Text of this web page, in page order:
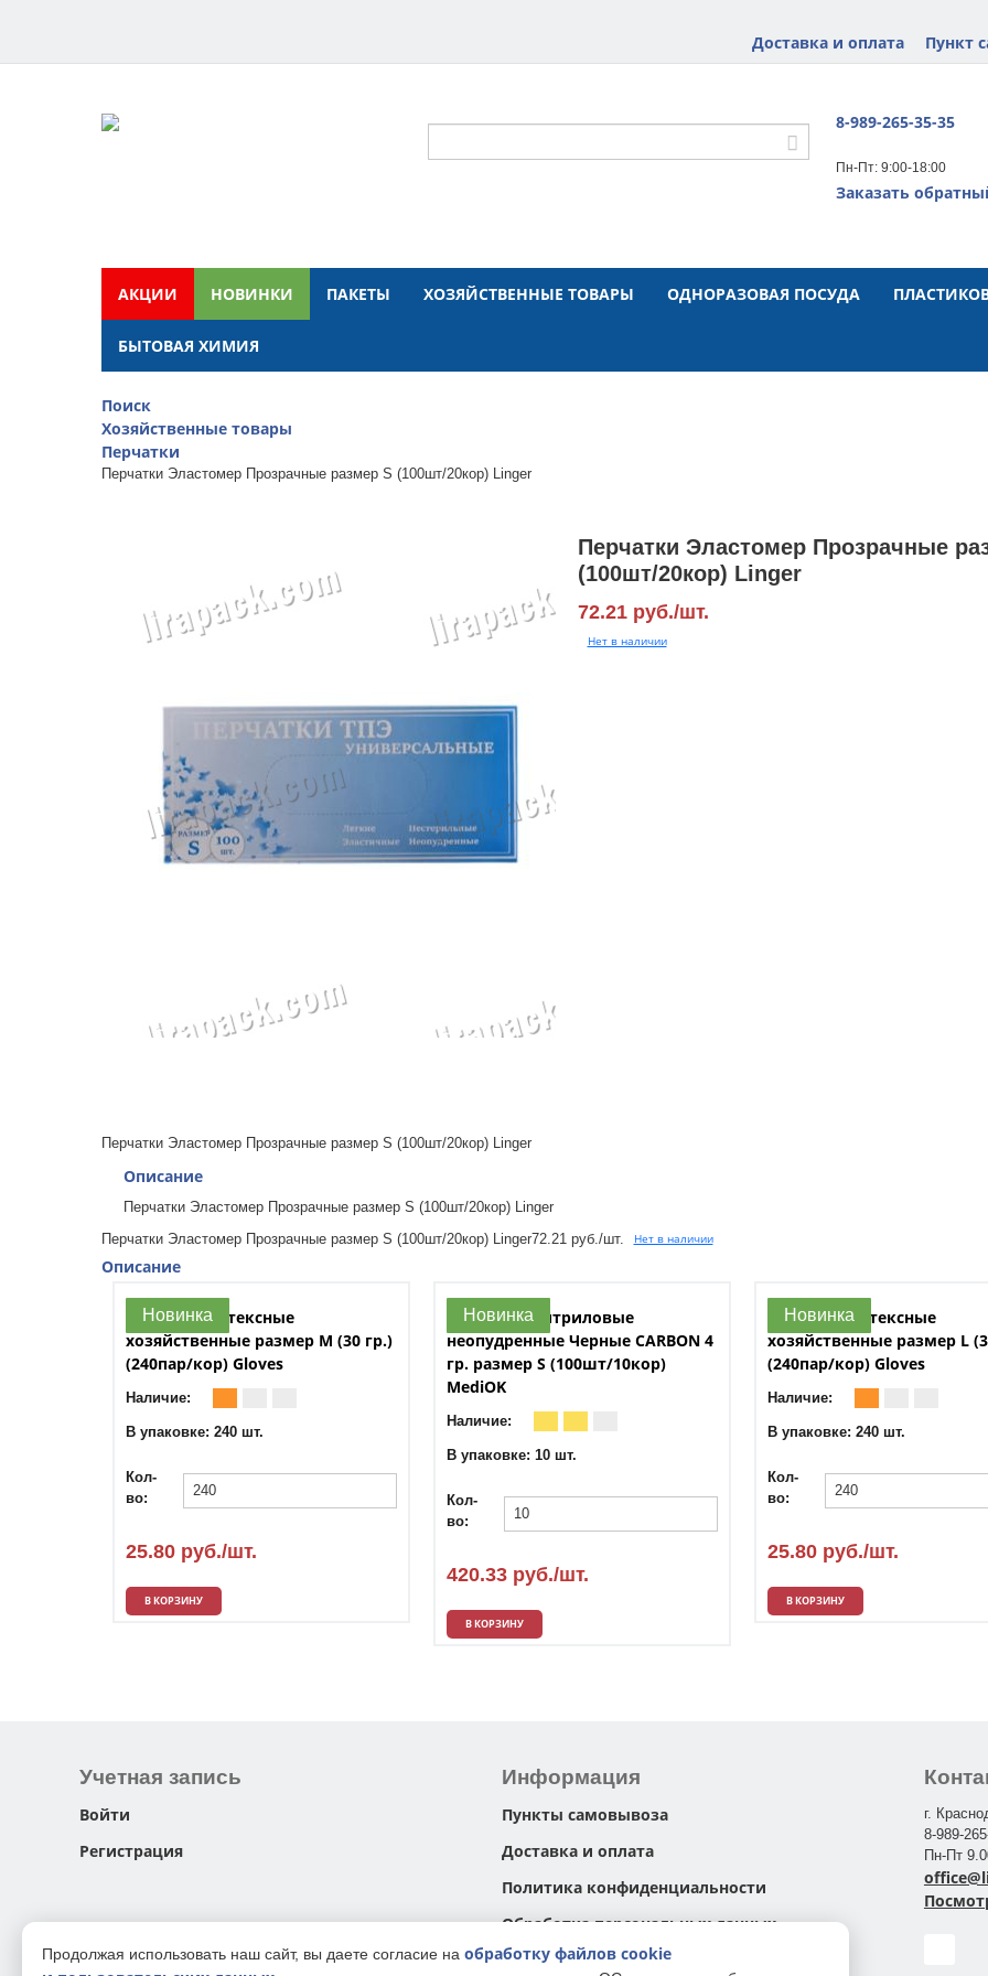
Доставка и оплата Пункт
8-989-265-35-35
Пн-Пт: 9:00-18:00
Заказать
АКЦИИ НОВИНКИ ПАКЕТЫ ХОЗЯЙСТВЕННЫЕ ТОВАРЫ ОДНОРАЗОВАЯ ПОСУДА
БЫТОВАЯ ХИМИЯ
Поиск
Хозяйственные товары
Перчатки
Перчатки Эластомер Прозрачные размер S (100шт/20кор) Linger
Перчатки Эластомер Прозрачные
(100шт/20кор) Linger
72.21 руб./шт.
Нет в наличии
Перчатки Эластомер Прозрачные размер S (100шт/20кор) Linger
Описание
Перчатки Эластомер Прозрачные размер S (100шт/20кор) Linger
Перчатки Эластомер Прозрачные размер S (100шт/20кор) Linger72.21 руб./шт. Нет в наличии
Описание
Новинка
Перчатки латексные
хозяйственные размер M (30 гр.)
(240пар/кор) Gloves
Наличие:
В упаковке: 240 шт.
Кол-
во:
25.80 руб./шт.
В КОРЗИНУ
Новинка
Перчатки Нитриловые
неопудренные Черные CARBON 4
гр. размер S (100шт/10кор)
MediOK
Наличие:
В упаковке: 10 шт.
Кол-
во:
420.33 руб./шт.
В КОРЗИНУ
Новинка
Перчатки латексные
хозяйственные размер L
(240пар/кор) Gloves
Наличие:
В упаковке: 240 шт.
Кол-
во:
25.80 руб./шт.
В КОРЗИНУ
Учетная запись
Войти
Регистрация
Информация
Пункты самовывоза
Доставка и оплата
Политика конфиденциальности
Обработка персональных данных
г.
8-989-
Пн-Пт
Продолжая использовать наш сайт, вы даете согласие на обработку файлов cookie